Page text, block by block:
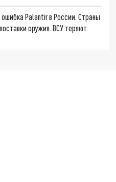
Palantir в России. Страны
оружия. ВСУ теряют